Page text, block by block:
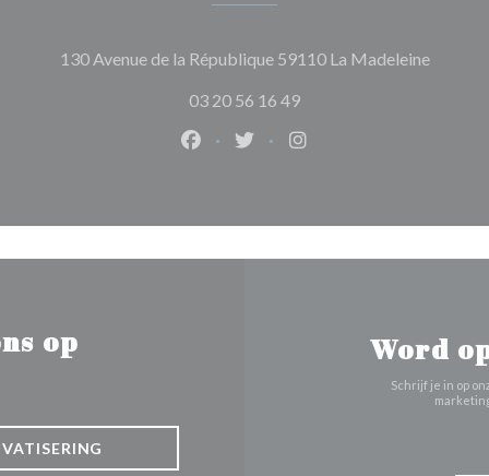
130 Avenue de la République 59110 La Madeleine((opent
03 20 56 16 49
Facebook ((opent in een nieuw
Twitter ((opent in een
Instagram ((opent in
op Word
Schrijf je in op